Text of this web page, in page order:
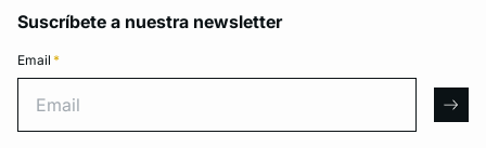
Suscríbete a nuestra newsletter
Email *